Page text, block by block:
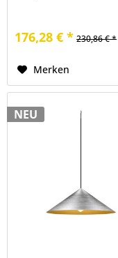
176,28 € * 230,86 € *
Merken
NEU